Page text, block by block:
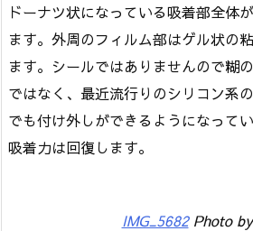
ドーナツ状になっている吸着部全体
ます。外周のフィルム部はゲル状の
ます。シールではありませんので糊
ではなく、最近流行りのシリコン系
でも付け外しができるようになって
吸着力は回復します。
IMG_5682Photo